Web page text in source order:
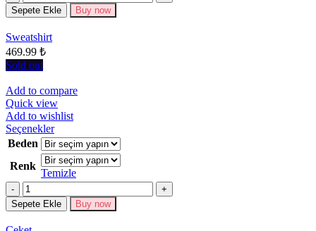
Seçenekler
Sepete Ekle Buy now
Sweatshirt
469.99 ₺
Sold out
Add to compare
Quick view
Add to wishlist
SeçeneklerBu
ürünün
birden
fazla
varyasyonu
Seçenekler
Beden
Renk
Temizle
Miktar
Sepete Ekle Buy now